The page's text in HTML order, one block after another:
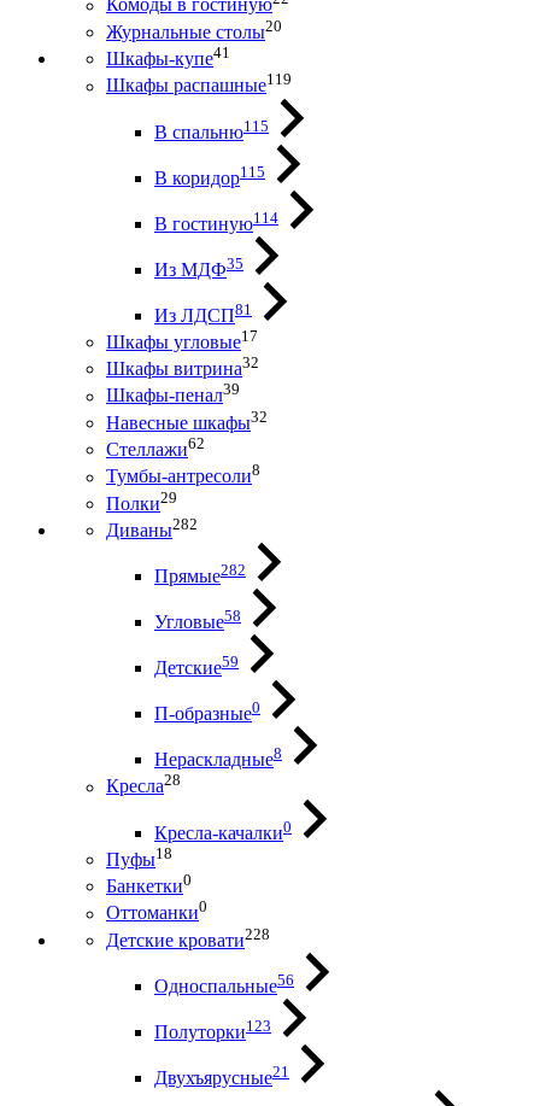
Комоды в гостиную
Журнальные столы20
Шкафы-купе41
Шкафы распашные119
В спальню115
В коридор115
В гостиную114
Из МДФ35
Из ЛДСП81
Шкафы угловые17
Шкафы витрина32
Шкафы-пенал39
Навесные шкафы32
Стеллажи62
Тумбы-антресоли8
Полки29
Диваны282
Прямые282
Угловые58
Детские59
П-образные0
Нераскладные8
Кресла28
Кресла-качалки0
Пуфы18
Банкетки0
Оттоманки0
Детские кровати228
Односпальные56
Полуторки123
Двухъярусные21